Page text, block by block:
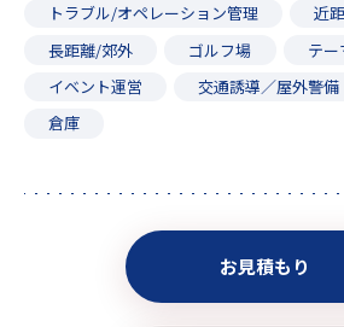
トラブル/オペレーション管理
近
長距離/郊外
ゴルフ場
テ
イベント運営
交通誘導／屋外警備
倉庫
お見積もり